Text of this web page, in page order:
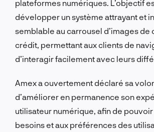
plateformes numériques. L’objectif
développer un système attrayant et
semblable au carrousel d’images de
crédit, permettant aux clients de
d’interagir facilement avec leurs
Amex a ouvertement déclaré sa
d’améliorer en permanence son
utilisateur numérique, afin de
besoins et aux préférences des